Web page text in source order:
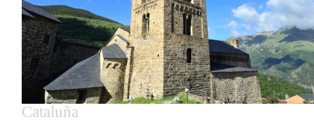
Cataluña